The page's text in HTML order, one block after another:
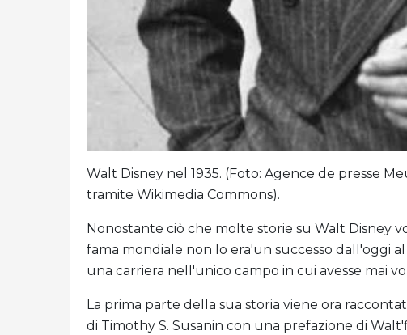
Walt Disney nel 1935. (Foto: Agence de presse
tramite Wikimedia Commons).
Nonostante ciò che molte storie su Walt Disney
fama mondiale non lo era'un successo dall'oggi
una carriera nell'unico campo in cui avesse mai
La prima parte della sua storia viene ora
di Timothy S. Susanin con una prefazione di